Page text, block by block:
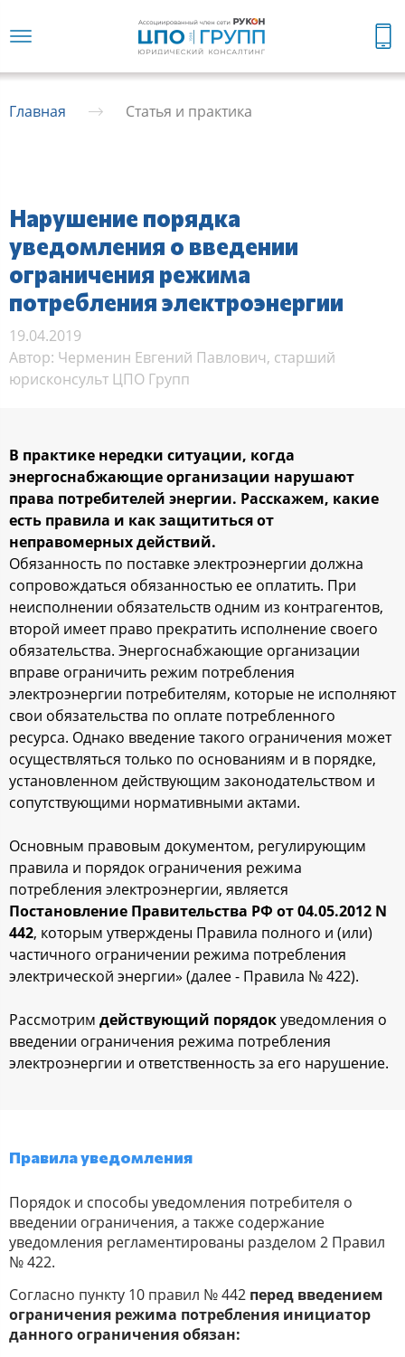
Главная Статья и практика
Нарушение порядка
уведомления о введении
ограничения режима
потребления электроэнергии
19.04.2019
Автор: Черменин Евгений Павлович, старший
юрисконсульт ЦПО Групп
В практике нередки ситуации, когда
энергоснабжающие организации нарушают
права потребителей энергии. Расскажем, какие
есть правила и как защититься от
неправомерных действий.
Обязанность по поставке электроэнергии должна
сопровождаться обязанностью ее оплатить. При
неисполнении обязательств одним из контрагентов,
второй имеет право прекратить исполнение своего
обязательства. Энергоснабжающие организации
вправе ограничить режим потребления
электроэнергии потребителям, которые не исполняют
свои обязательства по оплате потребленного
ресурса. Однако введение такого ограничения может
осуществляться только по основаниям и в порядке,
установленном действующим законодательством и
сопутствующими нормативными актами.
Основным правовым документом, регулирующим
правила и порядок ограничения режима
потребления электроэнергии, является
Постановление Правительства РФ от 04.05.2012 N
442, которым утверждены Правила полного и (или)
частичного ограничении режима потребления
электрической энергии» (далее - Правила № 422).
Рассмотрим действующий порядокуведомления о
введении ограничения режима потребления
электроэнергии и ответственность за его нарушение.
Правила уведомления
Порядок и способы уведомления потребителя о
введении ограничения, а также содержание
уведомления регламентированы разделом 2 Правил
№ 422.
Согласно пункту 10 правил № 442 перед введением
ограничения режима потребления инициатор
данного ограничения обязан: